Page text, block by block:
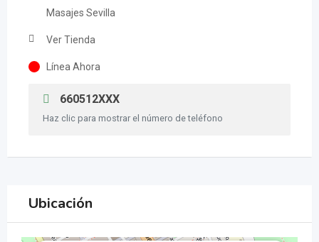
Masajes Sevilla
Ver Tienda
Línea Ahora
660512XXX
Haz clic para mostrar el número de teléfono
Ubicación